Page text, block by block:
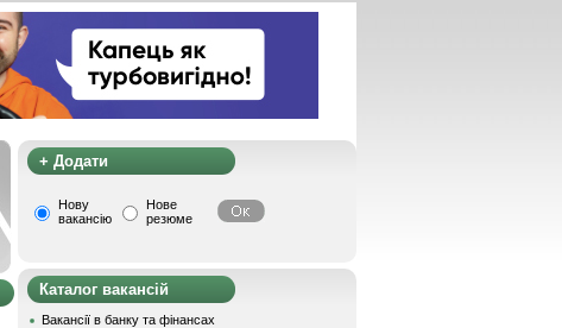
+ Додати
Нову
вакансію
Нове
резюме
Каталог вакансій
Вакансії в банку та фінансах